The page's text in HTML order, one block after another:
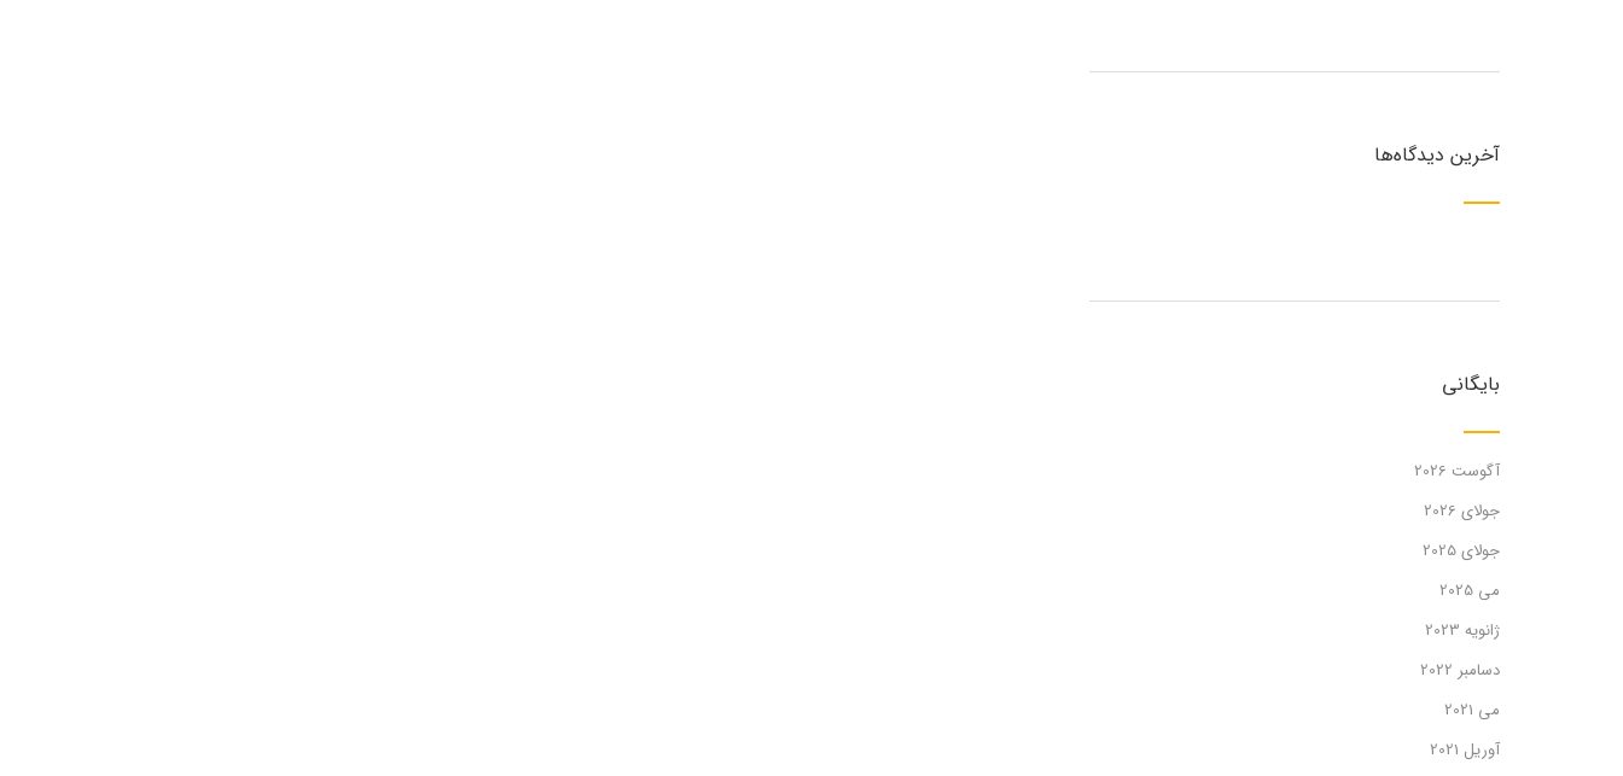
آخرین دیدگاه‌ها
بایگانی
آگوست 2026
جولای 2026
جولای 2025
می 2025
ژانویه 2023
دسامبر 2022
می 2021
آوریل 2021